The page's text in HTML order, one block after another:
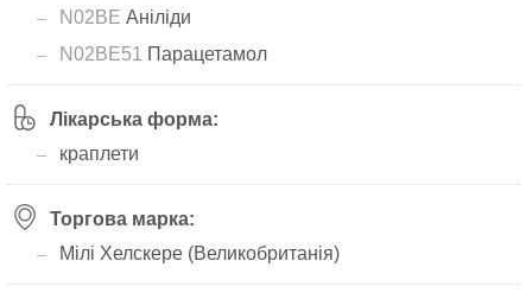
N02BE Аніліди
N02BE51
Парацетамол
Лікарська форма:
краплети
Торгова марка:
Мілі Хелскере (Великобританія)